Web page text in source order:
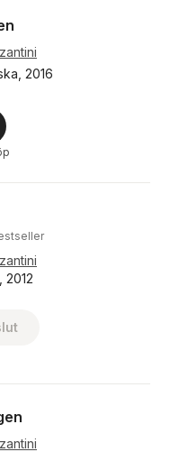
2016
2012